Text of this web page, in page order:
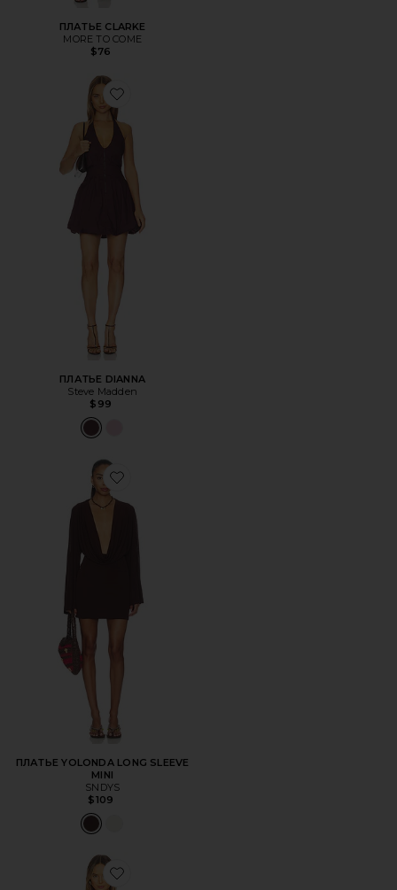
ПЛАТЬЕ CLARKE
MORE TO COME
$76
Favorite ПЛАТЬЕ DIANNA
ПЛАТЬЕ DIANNA
Steve Madden
$99
Favorite ПЛАТЬЕ YOLONDA LONG SLEEVE MINI
ПЛАТЬЕ YOLONDA LONG SLEEVE
MINI
SNDYS
$109
Favorite ПЛАТЬЕ MARI